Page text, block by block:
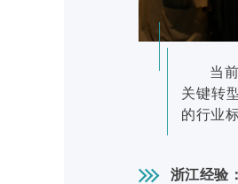
当
关键转
的行业
浙江经验